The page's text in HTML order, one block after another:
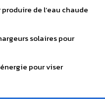
de l’eau chaude
solaires pour
pour viser